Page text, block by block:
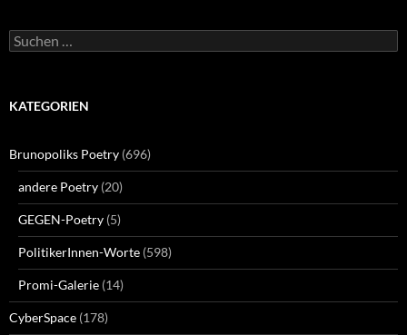
Suchen
nach:
KATEGORIEN
Brunopoliks Poetry (696)
andere Poetry (20)
GEGEN-Poetry (5)
PolitikerInnen-Worte (598)
Promi-Galerie (14)
CyberSpace (178)